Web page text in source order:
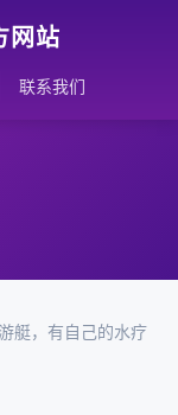
网站
联系我们
艇，有自己的水疗